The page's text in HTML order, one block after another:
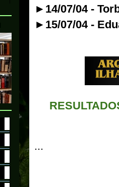
►14/07/04 -
►15/07/04 -
...